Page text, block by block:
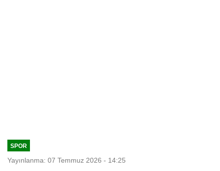
SPOR
Yayınlanma: 07 Temmuz 2026 - 14:25